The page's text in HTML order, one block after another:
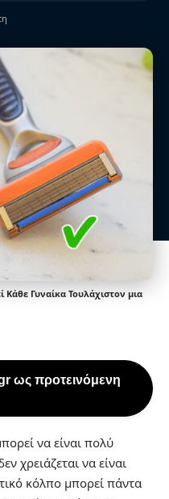
Γυναίκα Τουλάχιστον μια
ως προτεινόμενη
να είναι πολύ
χρειάζεται να είναι
κόλπο μπορεί πάντα